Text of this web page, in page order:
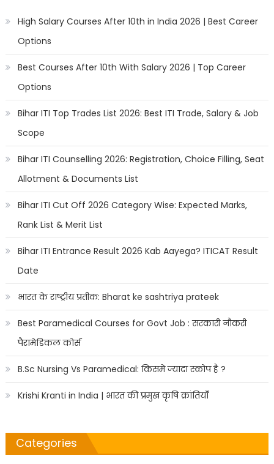
High Salary Courses After 10th in India 2026 | Best Career
Options
Best Courses After 10th With Salary 2026 | Top Career
Options
Bihar ITI Top Trades List 2026: Best ITI Trade, Salary & Job
Scope
Bihar ITI Counselling 2026: Registration, Choice Filling, Seat
Allotment & Documents List
Bihar ITI Cut Off 2026 Category Wise: Expected Marks,
Rank List & Merit List
Bihar ITI Entrance Result 2026 Kab Aayega? ITICAT Result
Date
भारत के राष्ट्रीय प्रतीक: Bharat ke sashtriya prateek
Best Paramedical Courses for Govt Job : सरकारी नौकरी
पैरामेडिकल कोर्स
B.Sc Nursing Vs Paramedical: किसमें ज्यादा स्कोप है ?
Krishi Kranti in India | भारत की प्रमुख कृषि क्रांतियाँ
Categories